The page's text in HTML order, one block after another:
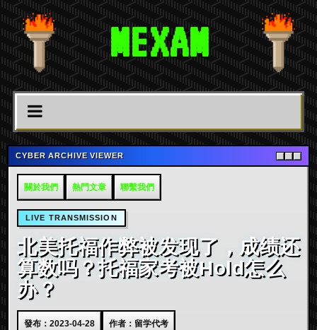
MEXAM
CYBER ARCHIVE VIEWER
關於我們 熱門文章 聯繫我們
LIVE TRANSMISSION
北美托福作弊被发现了，成绩还
算数吗？托福家考被Hold怎么
办？
發布：2023-04-28 作者：留学代考